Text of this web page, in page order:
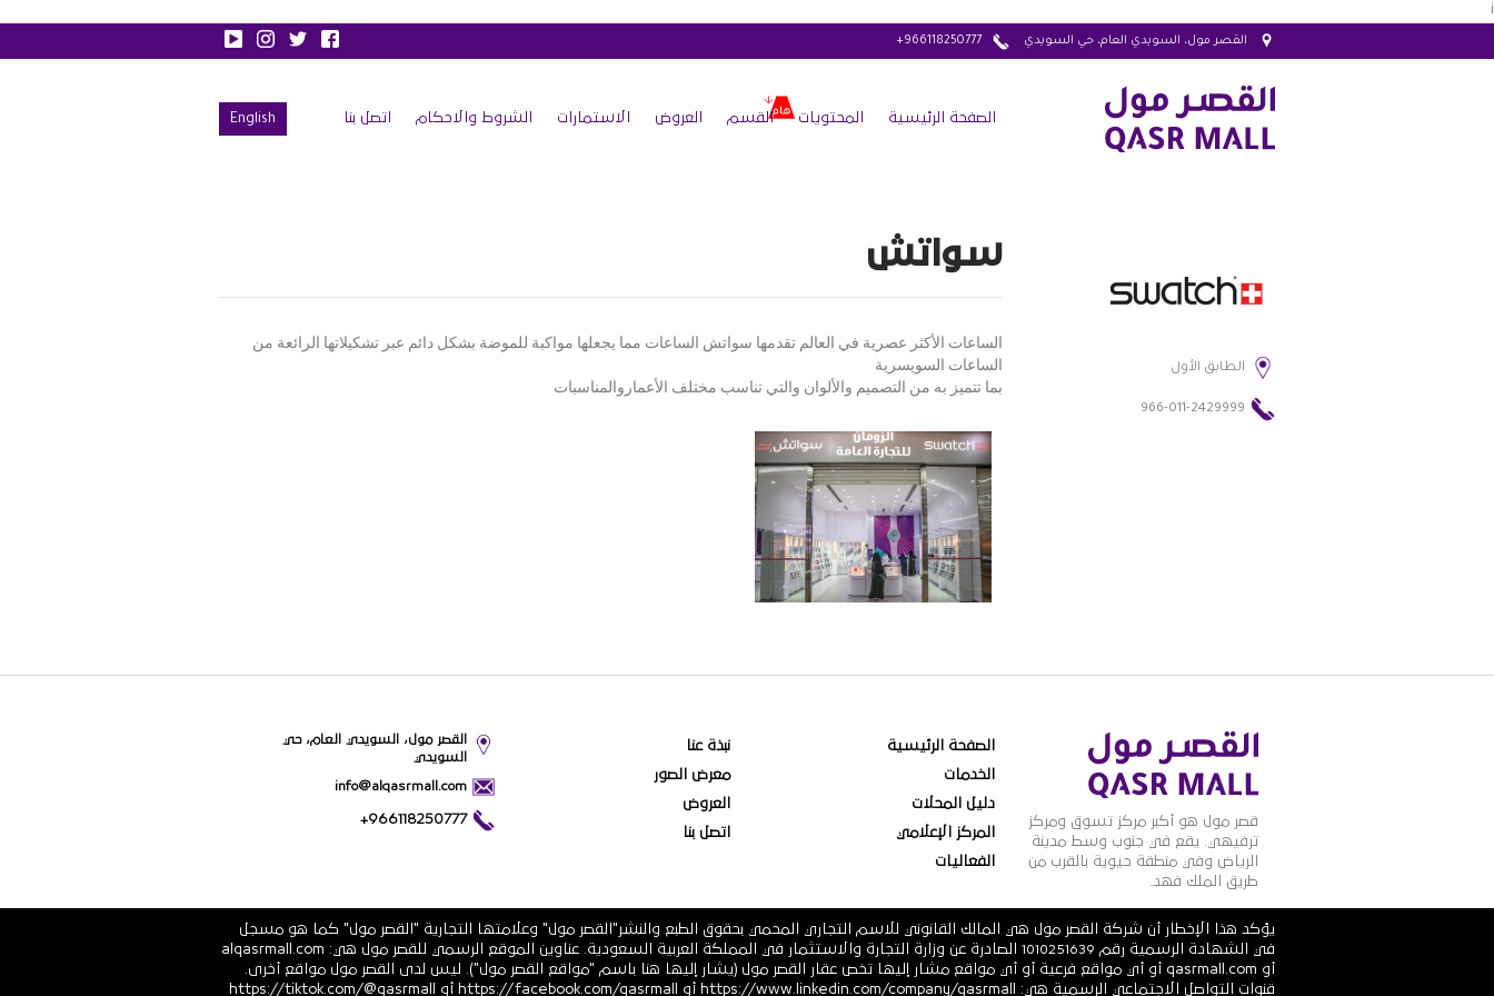
i
القصر مول، السويدي العام، حي السويدي +966118250777
الصفحة الرئيسية المحتويات القسم العروض الاستمارات الشروط والاحكام اتصل بنا English
الطابق الأول
966-011-2429999
سواتش
الساعات الأكثر عصرية في العالم تقدمها سواتش الساعات مما يجعلها مواكبة للموضة بشكل دائم عبر تشكيلاتها الرائعة من
الساعات السويسرية
بما تتميز به من التصميم والألوان والتي تناسب مختلف الأعماروالمناسبات
قصر مول هو أكبر مركز تسوق ومركز
ترفيهي. يقع في جنوب وسط مدينة
الرياض وفي منطقة حيوية بالقرب من
طريق الملك فهد.
الصفحة الرئيسية
الخدمات
دليل المحلات
المركز الإعلامي
الفعاليات
نبذة عنا
معرض الصور
العروض
اتصل بنا
القصر مول، السويدي العام، حي
السويدي
info@alqasrmall.com
+966118250777
يؤكد هذا الإخطار أن شركة القصر مول هي المالك القانوني للاسم التجاري المحمي بحقوق الطبع والنشر"القصر مول" وعلامتها التجارية "القصر مول" كما هو مسجل
في الشهادة الرسمية رقم 1010251639 الصادرة عن وزارة التجارة والاستثمار في المملكة العربية السعودية. عناوين الموقع الرسمي للقصر مول هي: alqasrmall.com
أو qasrmall.com أو أي مواقع فرعية أو أي مواقع مشار إليها تخص عقار القصر مول (يشار إليها هنا باسم "مواقع القصر مول"). ليس لدى القصر مول مواقع أخرى.
قنوات التواصل الاجتماعي الرسمية هي: https://www.linkedin.com/company/qasrmall أو https://facebook.com/qasrmall أو https://tiktok.com/@qasrmall